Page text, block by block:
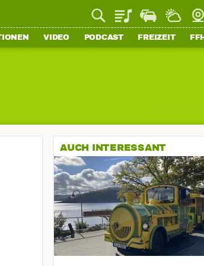
PlaylistStaupilotWetter
VIDEO PODCAST FREIZEIT
AUCH INTERESSANT